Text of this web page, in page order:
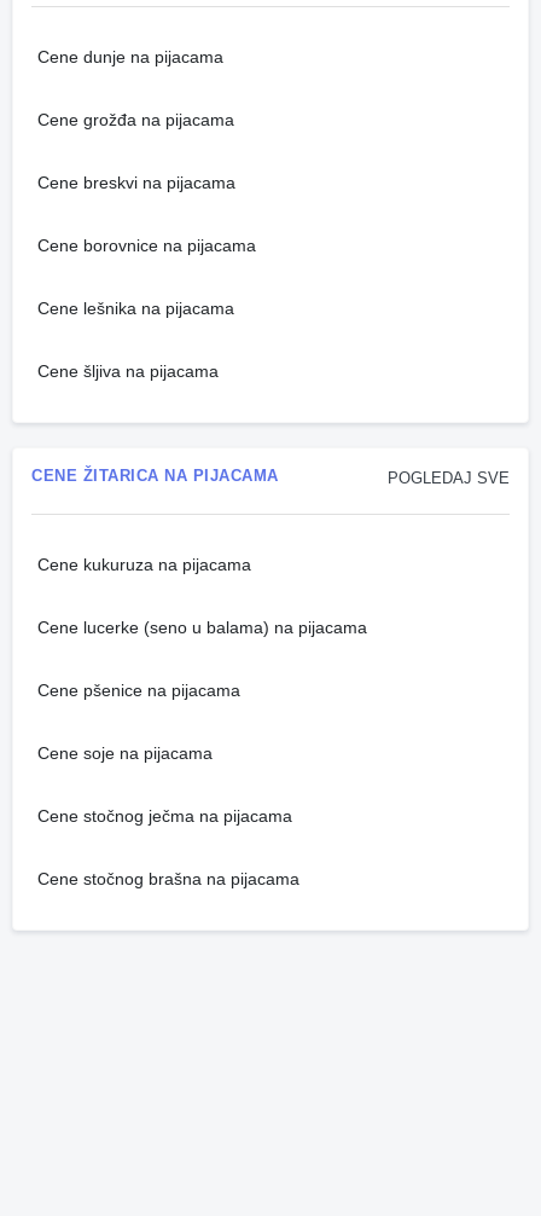
Cene dunje na pijacama
Cene grožđa na pijacama
Cene breskvi na pijacama
Cene borovnice na pijacama
Cene lešnika na pijacama
Cene šljiva na pijacama
POGLEDAJ SVE
CENE ŽITARICA NA PIJACAMA
Cene kukuruza na pijacama
Cene lucerke (seno u balama) na pijacama
Cene pšenice na pijacama
Cene soje na pijacama
Cene stočnog ječma na pijacama
Cene stočnog brašna na pijacama